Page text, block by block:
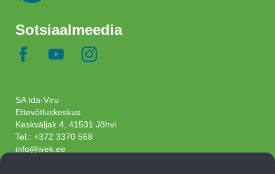
Sotsiaalmeedia
SA Ida-Viru
Ettevõtluskeskus
Keskväljak 4, 41531 Jõhvi
Tel.: +372 3370 568
info@ivek.ee